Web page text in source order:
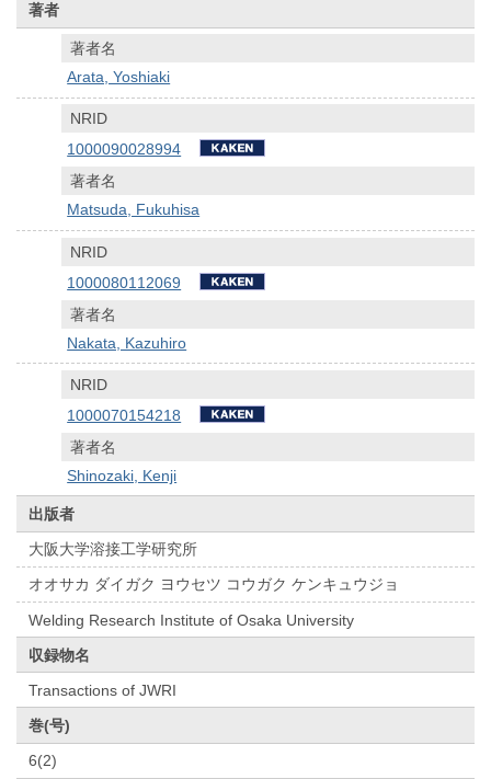
著者
著者名
Arata, Yoshiaki
NRID
1000090028994
著者名
Matsuda, Fukuhisa
NRID
1000080112069
著者名
Nakata, Kazuhiro
NRID
1000070154218
著者名
Shinozaki, Kenji
出版者
大阪大学溶接工学研究所
オオサカ ダイガク ヨウセツ コウガク ケンキュウジョ
Welding Research Institute of Osaka University
収録物名
Transactions of JWRI
巻(号)
6(2)